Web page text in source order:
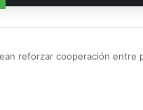
reforzar cooperación entre